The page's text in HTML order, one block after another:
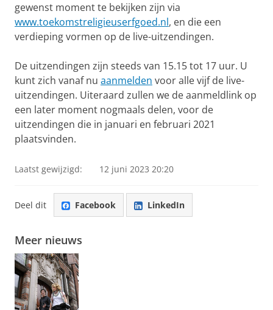
gewenst moment te bekijken zijn via
www.toekomstreligieuserfgoed.nl, en die een
verdieping vormen op de live-uitzendingen.
De uitzendingen zijn steeds van 15.15 tot 17 uur. U
kunt zich vanaf nu aanmelden voor alle vijf de live-
uitzendingen. Uiteraard zullen we de aanmeldlink op
een later moment nogmaals delen, voor de
uitzendingen die in januari en februari 2021
plaatsvinden.
Laatst gewijzigd: 12 juni 2023 20:20
Deel dit Facebook LinkedIn
Meer nieuws